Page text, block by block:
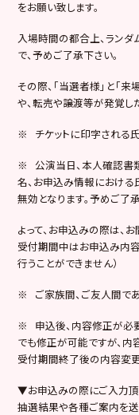
をお願い致します。
入場時間の都合上、ラン
で、予めご了承下さい。
その際、「当選者様」と「
や、転売や譲渡等が発覚し
※ チケットに印字される氏
※ 公演当日、本人確認書
名、お申込み情報における
無効となります。予めご了承
よって、お申込みの際は、
受付期間中はお申込み内
行うことができません）
※ ご家族間、ご友人間であ
※ 申込後、内容修正が必
でも修正が可能ですが、内
受付期間終了後の内容変
▼お申込みの際にご入力頂
抽選結果や各種ご案内を送